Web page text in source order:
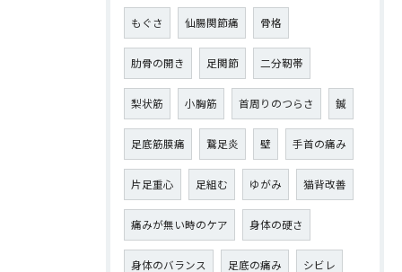
もぐさ 仙腸関節痛 骨格
肋骨の開き 足関節 二分靭帯
梨状筋 小胸筋 首周りのつらさ 鍼
足底筋膜痛 鵞足炎 壁 手首の痛み
片足重心 足組む ゆがみ 猫背改善
痛みが無い時のケア 身体の硬さ
身体のバランス 足底の痛み シビレ